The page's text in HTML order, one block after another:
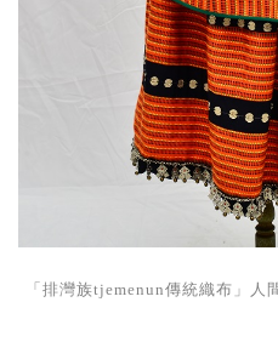
「排灣族tjemenun傳統織布」